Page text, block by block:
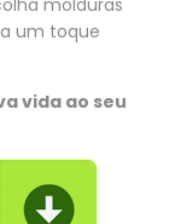
um toque
vida ao seu